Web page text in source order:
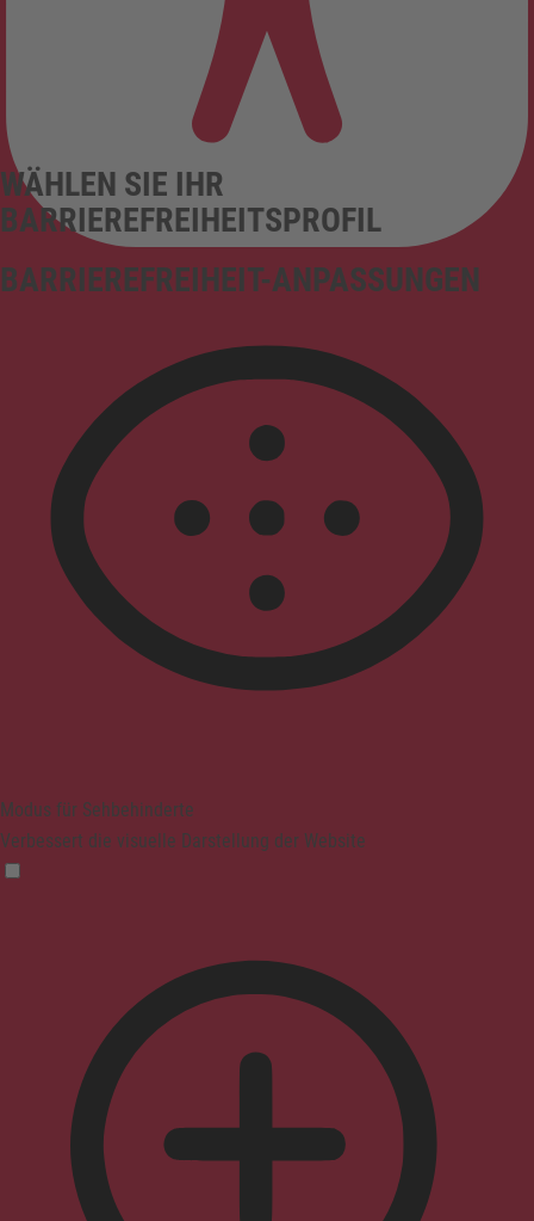
BARRIEREFREIHEIT-ANPASSUNGEN
WÄHLEN SIE IHR
BARRIEREFREIHEITSPROFIL
Modus für Sehbehinderte
Verbessert die visuelle Darstellung der Website